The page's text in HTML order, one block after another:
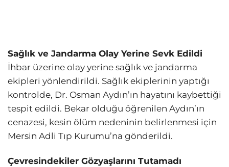
Sağlık ve Jandarma Olay Yerine Sevk Edildi
İhbar üzerine olay yerine sağlık ve jandarma
ekipleri yönlendirildi. Sağlık ekiplerinin yaptığı
kontrolde, Dr. Osman Aydın’ın hayatını kaybettiği
tespit edildi. Bekar olduğu öğrenilen Aydın’ın
cenazesi, kesin ölüm nedeninin belirlenmesi için
Mersin Adli Tıp Kurumu’na gönderildi.
Çevresindekiler Gözyaşlarını Tutamadı